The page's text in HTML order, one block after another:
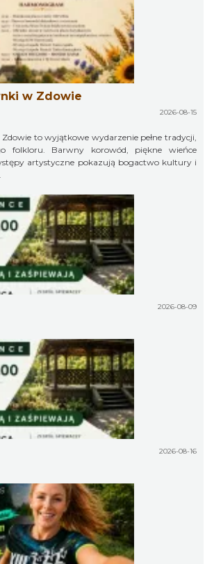
w Zdowie
2026-08-15
to wyjątkowe wydarzenie pełne tradycji,
folkloru. Barwny korowód, piękne wieńce
artystyczne pokazują bogactwo kultury i
2026-08-09
2026-08-16